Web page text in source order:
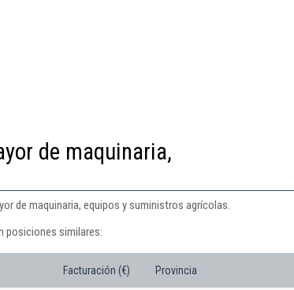
de maquinaria,
de maquinaria, equipos y suministros agrícolas.
posiciones similares:
Facturación (€) Provincia